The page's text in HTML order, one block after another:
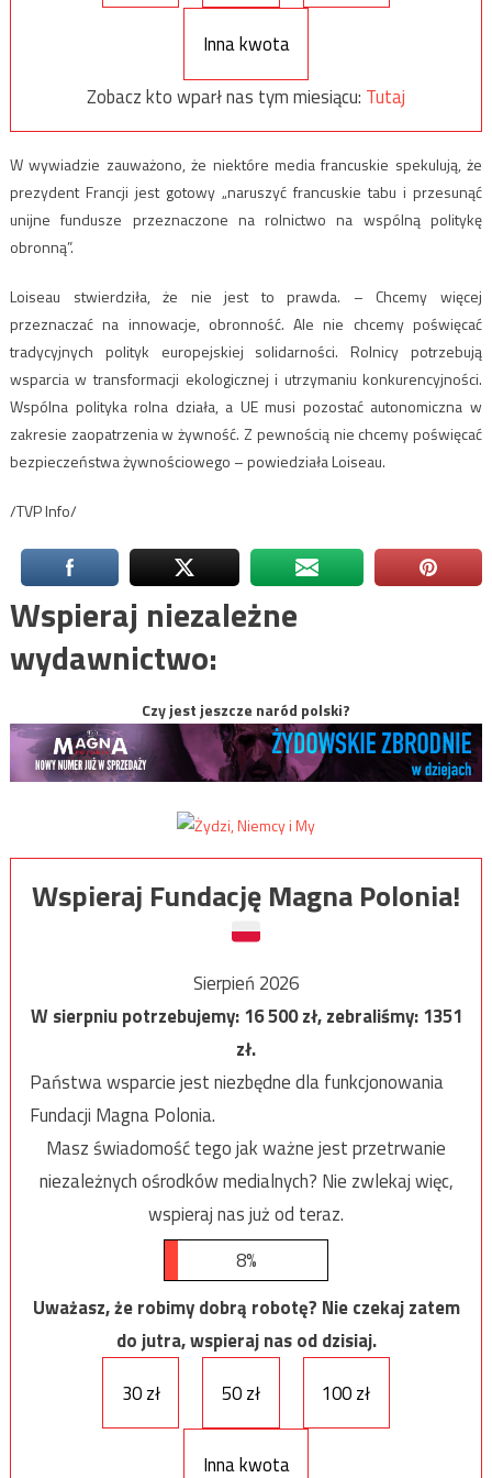
Inna kwota
Zobacz kto wparł nas tym miesiącu: Tutaj
W wywiadzie zauważono, że niektóre media francuskie spekulują, że
prezydent Francji jest gotowy „naruszyć francuskie tabu i przesunąć
unijne fundusze przeznaczone na rolnictwo na wspólną politykę
obronną”.
Loiseau stwierdziła, że nie jest to prawda. – Chcemy więcej
przeznaczać na innowacje, obronność. Ale nie chcemy poświęcać
tradycyjnych polityk europejskiej solidarności. Rolnicy potrzebują
wsparcia w transformacji ekologicznej i utrzymaniu konkurencyjności.
Wspólna polityka rolna działa, a UE musi pozostać autonomiczna w
zakresie zaopatrzenia w żywność. Z pewnością nie chcemy poświęcać
bezpieczeństwa żywnościowego – powiedziała Loiseau.
/TVP Info/
Wspieraj niezależne
wydawnictwo:
Czy jest jeszcze naród polski?
Wspieraj Fundację Magna Polonia!
Sierpień 2026
W sierpniu potrzebujemy:16 500zł, zebraliśmy:1351
zł.
Państwa wsparcie jest niezbędne dla funkcjonowania
Fundacji Magna Polonia.
Masz świadomość tego jak ważne jest przetrwanie
niezależnych ośrodków medialnych? Nie zwlekaj więc,
wspieraj nas już od teraz.
8%
Uważasz, że robimy dobrą robotę? Nie czekaj zatem
do jutra, wspieraj nas od dzisiaj.
30 zł
50 zł 100 zł
Inna kwota